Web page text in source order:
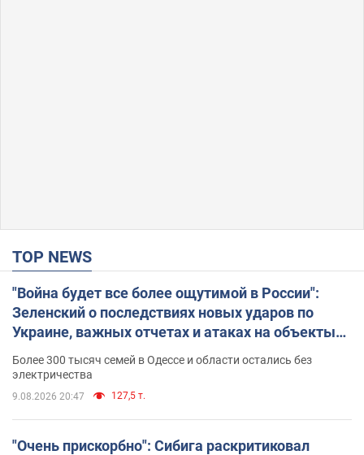
TOP NEWS
"Война будет все более ощутимой в России":
Зеленский о последствиях новых ударов по
Украине, важных отчетах и атаках на объекты
противника. Видео
Более 300 тысяч семей в Одессе и области остались без
электричества
9.08.2026 20:47 127,5 т.
"Очень прискорбно": Сибига раскритиковал